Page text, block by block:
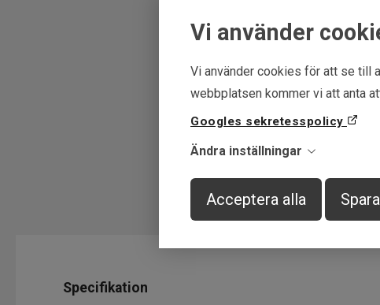
Vi använder
Vi använder cookies för att se till
webbplatsen kommer vi att anta
Googles sekretesspolicy
Ändra inställningar
Acceptera alla
Specifikation